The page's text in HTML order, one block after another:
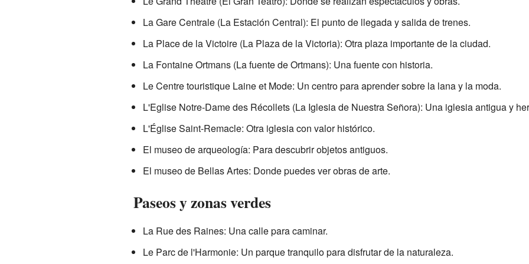
La Gare Centrale (La Estación Central): El punto de llegada y salida de trenes.
La Place de la Victoire (La Plaza de la Victoria): Otra plaza importante de la ciudad.
La Fontaine Ortmans (La fuente de Ortmans): Una fuente con historia.
Le Centre touristique Laine et Mode: Un centro para aprender sobre la lana y la moda.
L'Eglise Notre-Dame des Récollets (La Iglesia de Nuestra Señora): Una iglesia antigua y
L'Église Saint-Remacle: Otra iglesia con valor histórico.
El museo de arqueología: Para descubrir objetos antiguos.
El museo de Bellas Artes: Donde puedes ver obras de arte.
Paseos y zonas verdes
La Rue des Raines: Una calle para caminar.
Le Parc de l'Harmonie: Un parque tranquilo para disfrutar de la naturaleza.